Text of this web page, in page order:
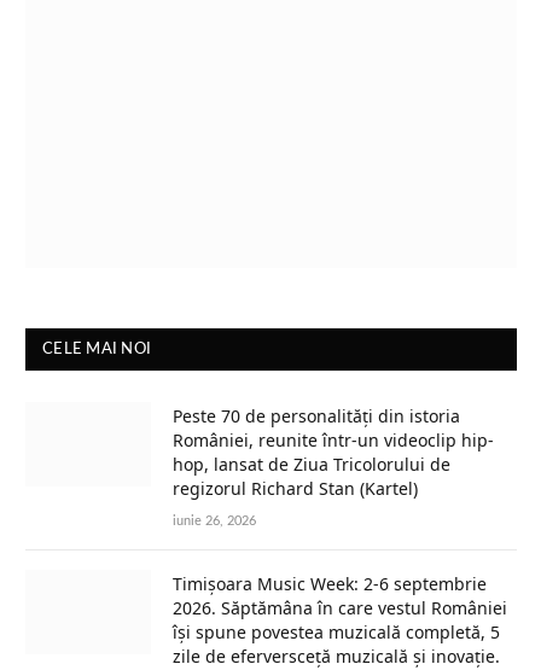
CELE MAI NOI
Peste 70 de personalități din istoria
României, reunite într-un videoclip hip-
hop, lansat de Ziua Tricolorului de
regizorul Richard Stan (Kartel)
iunie 26, 2026
Timișoara Music Week: 2-6 septembrie
2026. Săptămâna în care vestul României
își spune povestea muzicală completă, 5
zile de eferversceță muzicală și inovație.